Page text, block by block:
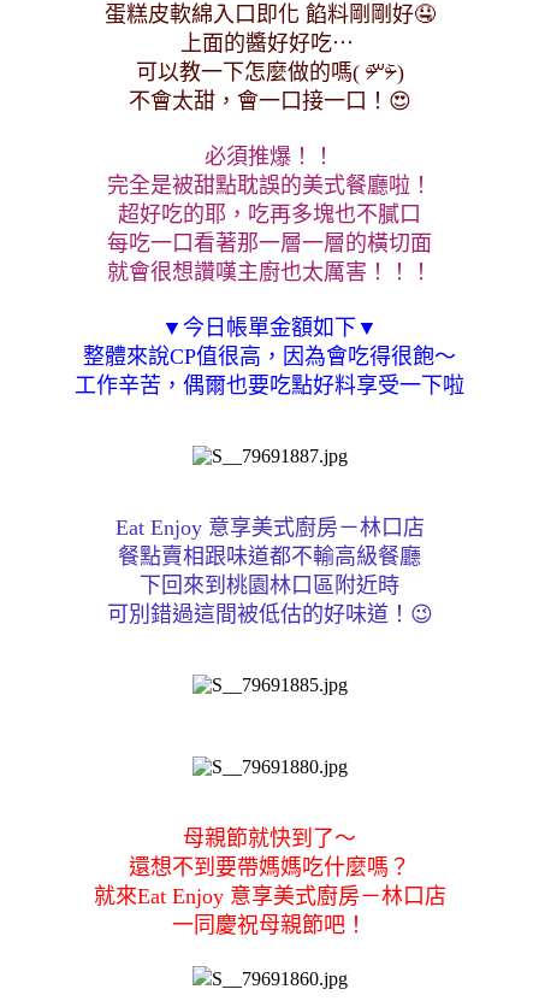
蛋糕皮軟綿入口即化 餡料剛剛好🤤
上面的醬好好吃⋯
可以教一下怎麼做的嗎( ᵒ̴̶̷᷄꒳ᵒ̴̶̷᷅ )
不會太甜，會一口接一口！😍
必須推爆！！
完全是被甜點耽誤的美式餐廳啦！
超好吃的耶，吃再多塊也不膩口
每吃一口看著那一層一層的橫切面
就會很想讚嘆主廚也太厲害！！！
▼今日帳單金額如下▼
整體來說CP值很高，因為會吃得很飽～
工作辛苦，偶爾也要吃點好料享受一下啦
Eat Enjoy 意享美式廚房－林口店
餐點賣相跟味道都不輸高級餐廳
下回來到桃園林口區附近時
可別錯過這間被低估的好味道！ 😉
母親節就快到了～
還想不到要帶媽媽吃什麼嗎？
就來Eat Enjoy 意享美式廚房－林口店
一同慶祝母親節吧！